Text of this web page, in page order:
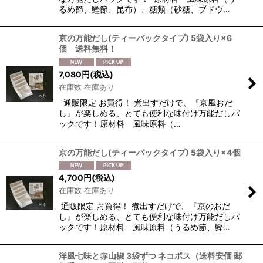
るめ節、鰹節、昆布）、糖類（砂糖、ブドウ…
京の万能だし(ティーパックタイプ) 5袋入り×6
個 送料無料！
7,080円(税込)
在庫数 在庫あり
通販限定 お買得！ 煮出すだけで、『京風おだ
し』が楽しめる、とても便利な味付け万能だしパ
ックです！原材料 風味原料（…
京の万能だし(ティーパックタイプ) 5袋入り×4個
4,700円(税込)
在庫数 在庫あり
通販限定 お買得！ 煮出すだけで、『京のおだ
し』が楽しめる、とても便利な味付け万能だしパ
ックです！原材料 風味原料（うるめ節、鰹…
洋風七味と赤山椒 3袋ずつ ネコポス（送料安価 郵